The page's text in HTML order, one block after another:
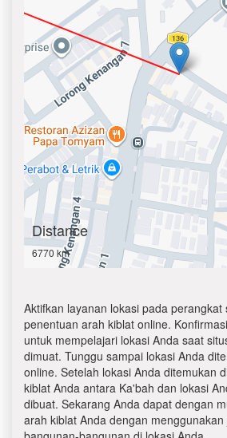
Distance
6770 km
Aktifkan layanan lokasi pada
penentuan arah kiblat online.
untuk mempelajari lokasi Anda saat
dimuat. Tunggu sampai lokasi Anda
online. Setelah lokasi Anda ditemukan
kiblat Anda antara Ka'bah dan lokasi
dibuat. Sekarang Anda dapat dengan
arah kiblat Anda dengan